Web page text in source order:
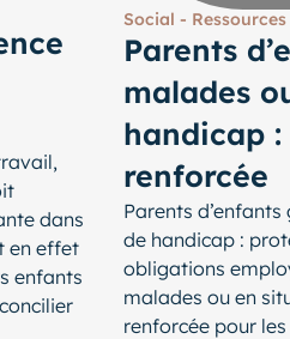
dans
en effet
enfants
Social -
Parents
malades
handicap
renforcée
Parents
de handicap :
obligations
malades ou en
renforcée pour